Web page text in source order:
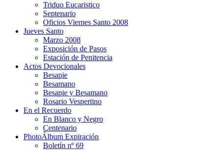
Triduo Eucaristico
Septenario
Oficios Viernes Santo 2008
Jueves Santo
Marzo 2008
Exposición de Pasos
Estación de Penitencia
Actos Devocionales
Besapie
Besamano
Besapie y Besamano
Rosario Vespertino
En el Recuerdo
En Blanco y Negro
Centenario
PhotoÁlbum Expiración
Boletín nº 69